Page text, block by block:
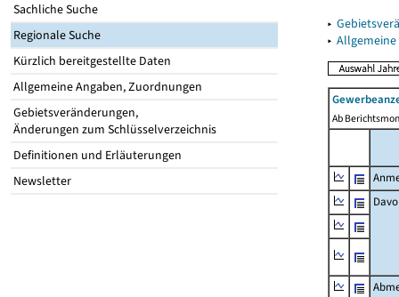
Sachliche Suche
Regionale Suche
Kürzlich bereitgestellte Daten
Allgemeine Angaben, Zuordnungen
Gebietsveränderungen,
Änderungen zum Schlüsselverzeichnis
Definitionen und Erläuterungen
Newsletter
▸
▸
Ab